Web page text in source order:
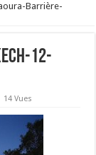
Barrière-
12-
14 Vues